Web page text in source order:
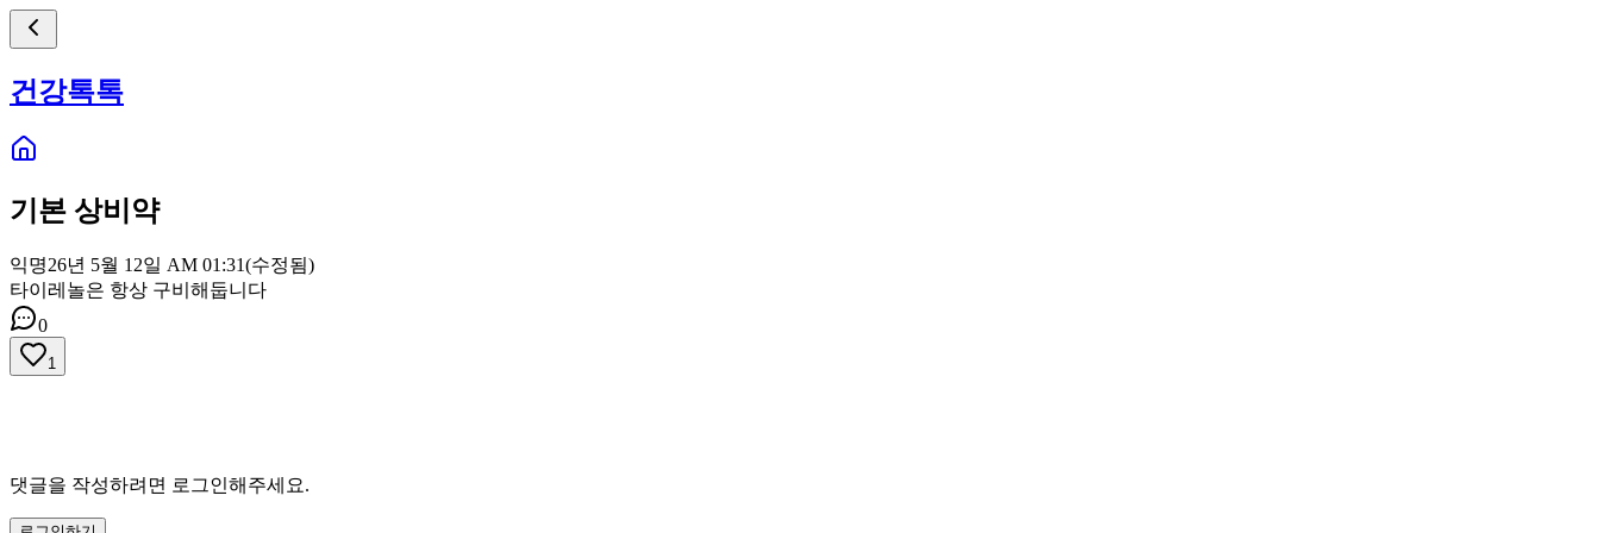
건강톡톡
기본 상비약
익명26년 5월 12일 AM 01:31(수정됨)
타이레놀은 항상 구비해둡니다
0
1
댓글을 작성하려면 로그인해주세요.